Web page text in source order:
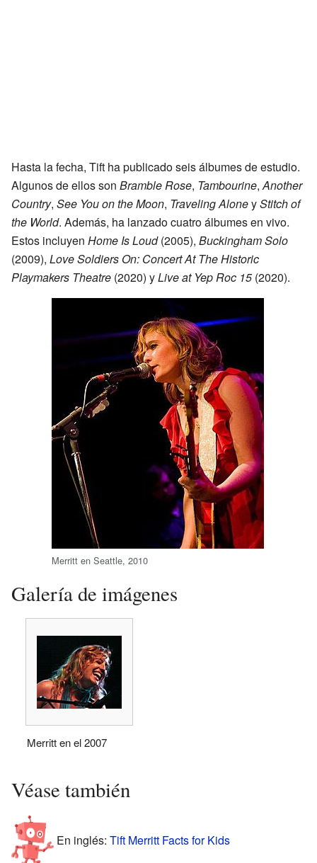
Hasta la fecha, Tift ha publicado seis álbumes de estudio.
Algunos de ellos son Bramble Rose, Tambourine,Another
Country, See You on the Moon, Traveling AloneyStitch of
the World. Además, ha lanzado cuatro álbumes en vivo.
Estos incluyen Home Is Loud(2005), Buckingham Solo
(2009), Love Soldiers On: Concert At The Historic
Playmakers Theatre (2020) yLive at Yep Roc 15(2020).
Merritt en Seattle, 2010
Galería de imágenes
Merritt en el 2007
Véase también
En inglés: Tift Merritt Facts for Kids